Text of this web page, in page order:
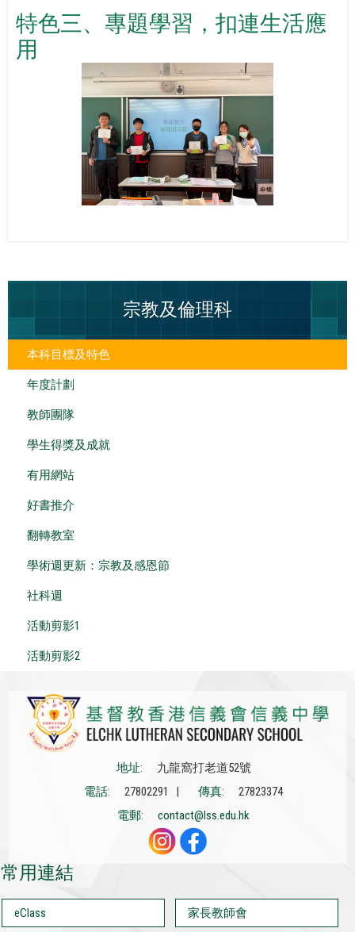
特色三、專題學習，扣連生活應
用
宗教及倫理科
本科目標及特色
年度計劃
教師團隊
學生得獎及成就
有用網站
好書推介
翻轉教室
學術週更新：宗教及感恩節
社科週
活動剪影1
活動剪影2
地址:
九龍窩打老道52號
電話:
27802291 | 傳真:
27823374
電郵:
contact@lss.edu.hk
常用連結
eClass 家長教師會